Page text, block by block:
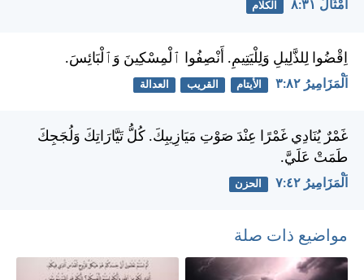
أَمْثَالٌ ٣١:‏٨ الكلام
اِقْضُوا لِلذَّلِيلِ وَلِلْيَتِيمِ. أَنْصِفُوا ٱلْمِسْكِينَ وَٱلْبَائِسَ.
اَلْمَزَامِيرُ ٨٢:‏٣ الأيتام القريب العدالة
غَمْرٌ يُنَادِي غَمْرًا عِنْدَ صَوْتِ مَيَازِيبِكَ. كُلُّ تَيَّارَاتِكَ وَلُجَجِكَ
طَمَتْ عَلَيَّ.
اَلْمَزَامِيرُ ٤٢:‏٧ الحزن
مواضيع ذات صلة